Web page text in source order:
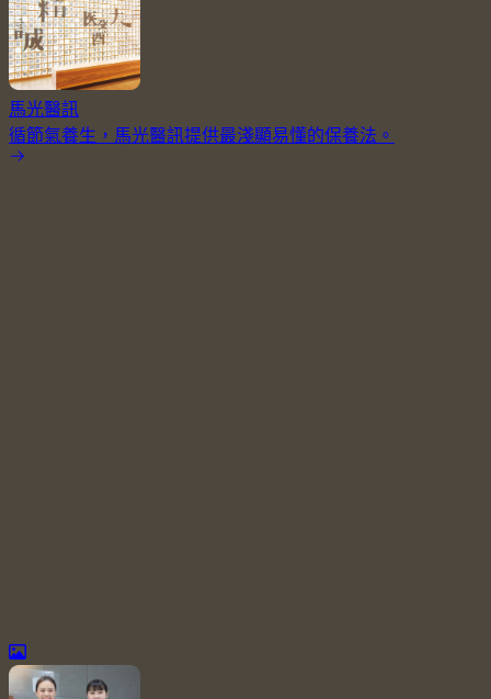
馬光醫訊
循節氣養生，馬光醫訊提供最淺顯易懂的保養法。